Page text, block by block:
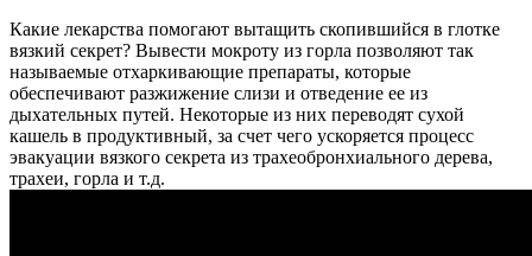
Какие лекарства помогают вытащить скопившийся в глотке
вязкий секрет? Вывести мокроту из горла позволяют так
называемые отхаркивающие препараты, которые
обеспечивают разжижение слизи и отведение ее из
дыхательных путей. Некоторые из них переводят сухой
кашель в продуктивный, за счет чего ускоряется процесс
эвакуации вязкого секрета из трахеобронхиального дерева,
трахеи, горла и т.д.